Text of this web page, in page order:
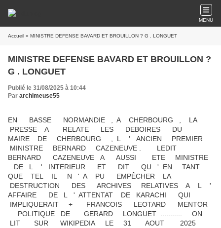
MENU
Accueil » MINISTRE DEFENSE BAVARD ET BROUILLON ? G . LONGUET
MINISTRE DEFENSE BAVARD ET BROUILLON ?
G . LONGUET
Publié le 31/08/2025 à 10:44
Par archimeuse55
EN BASSE NORMANDIE , A CHERBOURG , LA
PRESSE A RELATE LES DEBOIRES DU
MAIRE DE CHERBOURG , L ' ANCIEN PREMIER
MINISTRE BERNARD CAZENEUVE . LEDIT
BERNARD CAZENEUVE A AUSSI ETE MINISTRE
DE L ' INTERIEUR ET DIT QU ' EN TANT
QUE TEL IL N ' A PU EMPÊCHER LA
DESTRUCTION DES ARCHIVES RELATIVES A L '
AFFAIRE DE L ' ATTENTAT DE KARACHI QUI
IMPLIQUERAIT + FRANCOIS LEOTARD MENTOR
POLITIQUE DE GERARD LONGUET ........... ON
LIT SUR WIKIPEDIA LE 31 AOUT 2025